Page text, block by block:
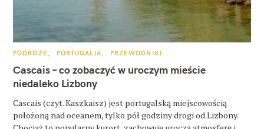
K
T
E
G
O
I
E
PODRÓŻE PORTUGALIA PRZEWODNIKI
Cascais – co zobaczyć w uroczym mieście
niedaleko Lizbony
Cascais (czyt. Kaszkaisz) jest portugalską miejscowością
położoną nad oceanem, tylko pół godziny drogi od Lizbony.
a
j
: